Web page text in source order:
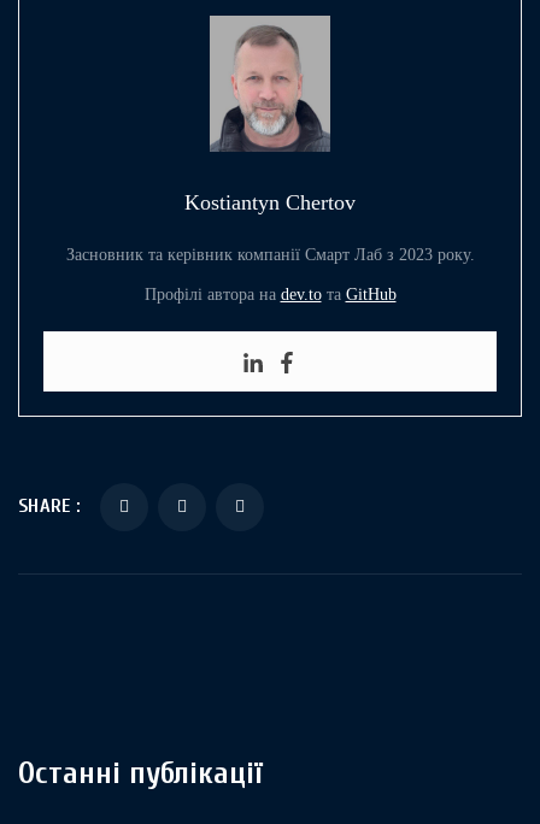
Kostiantyn Chertov
Засновник та керівник компанії Смарт Лаб з 2023 року.
Профілі автора на dev.toта GitHub
SHARE :
Останні публікації